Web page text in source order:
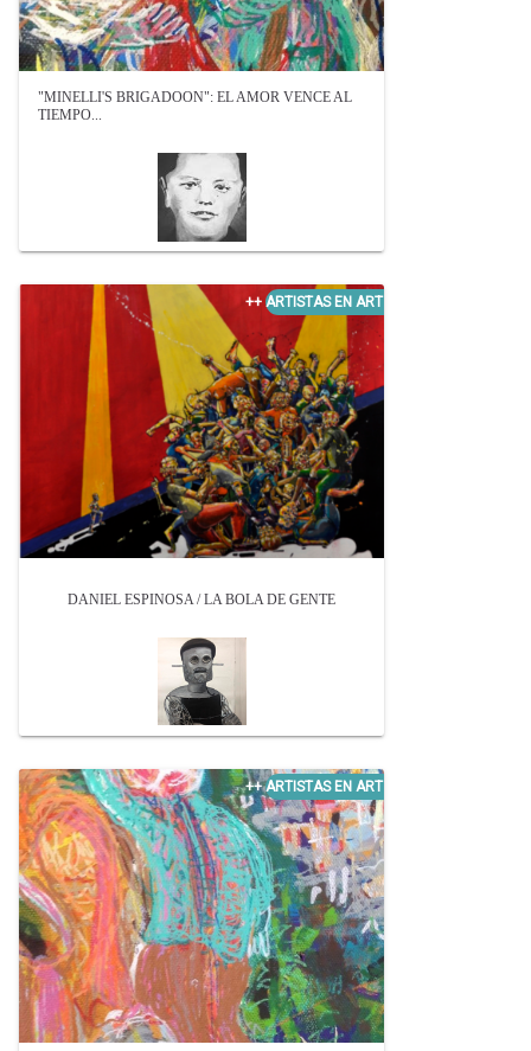
"MINELLI'S BRIGADOON": EL AMOR VENCE AL
TIEMPO...
DANIEL ESPINOSA / LA BOLA DE GENTE